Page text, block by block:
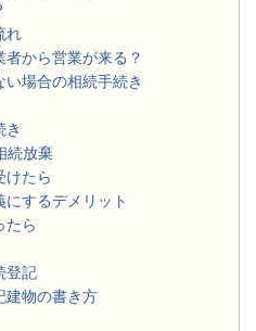
れ
から営業が来る？
場合の相続手続き
き
続放棄
けたら
するデメリット
たら
登記
建物の書き方